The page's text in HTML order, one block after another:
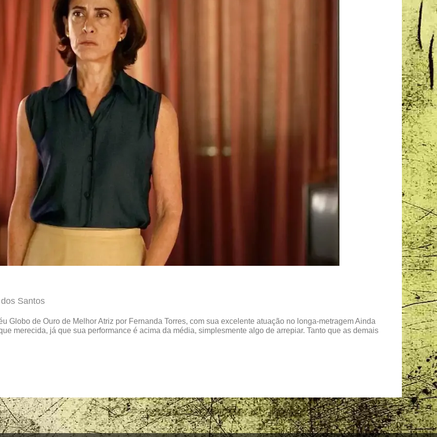
Santos
Globo de Ouro de Melhor Atriz por Fernanda Torres, com sua excelente atuação no longa-metragem Ainda
merecida, já que sua performance é acima da média, simplesmente algo de arrepiar. Tanto que as demais